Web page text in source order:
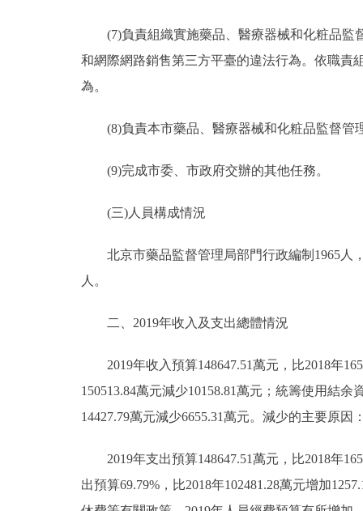
(7)負責組織實施藥品、醫療器械和化粧品監
和網際網路銷售第三方平臺的違法行為。依職責
為。
(8)負責本市藥品、醫療器械和化粧品監督管
(9)完成市委、市政府交辦的其他任務。
(三)人員構成情況
北京市藥品監督管理局部門行政編制1965人，
人。
二、2019年收入及支出總體情況
2019年收入預算148647.51萬元，比2018年
150513.84萬元減少10158.81萬元；統籌使用結
14427.79萬元減少6655.31萬元。減少的主要原
2019年支出預算148647.51萬元，比2018年
出預算69.79%，比2018年102481.28萬元增加